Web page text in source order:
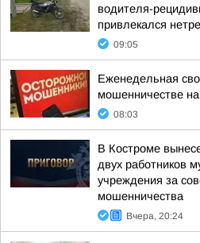
водителя-
привлекался
09:05
Еженедельная
мошенничестве на
08:03
В Костроме
двух работников
учреждения за
мошенничества
Вчера, 20:24